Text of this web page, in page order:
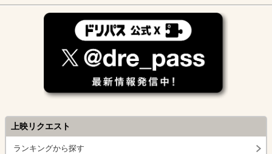
上映リクエスト
ランキングから探す